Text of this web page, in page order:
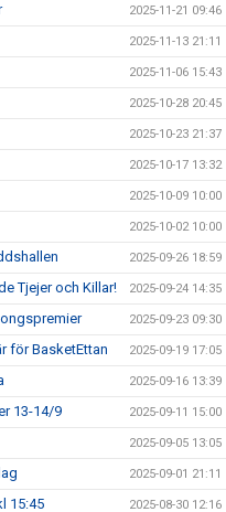
2025-11-21 09:46
2025-11-13 21:11
2025-11-06 15:43
2025-10-28 20:45
2025-10-23 21:37
2025-10-17 13:32
2025-10-09 10:00
2025-10-02 10:00
2025-09-26 18:59
Tjejer och Killar! 2025-09-24 14:35
2025-09-23 09:30
för BasketEttan 2025-09-19 17:05
2025-09-16 13:39
13-14/9 2025-09-11 15:00
2025-09-05 13:05
2025-09-01 21:11
15:45 2025-08-30 12:16